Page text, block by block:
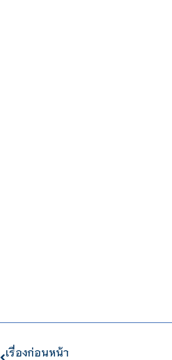
เรื่องก่อนหน้า